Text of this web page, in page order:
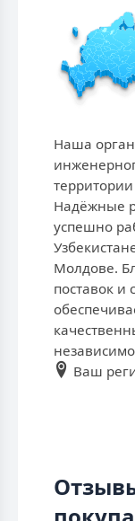
Наша
Надёжные
успешно
Молдове.
поставок и
Ваш